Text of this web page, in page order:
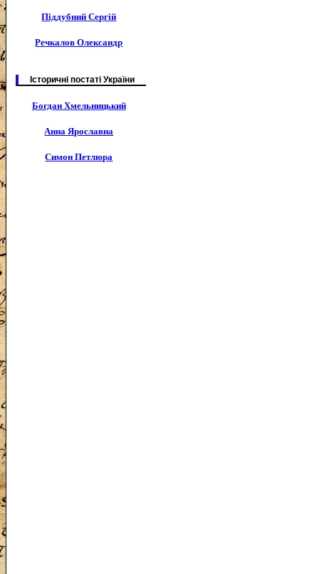
Піддубний Сергій
Речкалов Олександр
Історичні постаті України
Богдан Хмельницький
Анна Ярославна
Симон Петлюра